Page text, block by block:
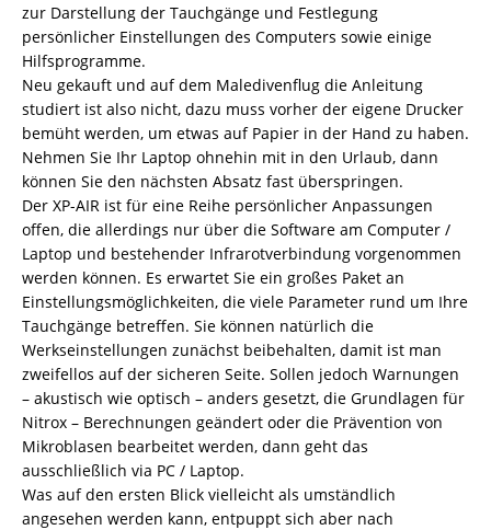
zur Darstellung der Tauchgänge und Festlegung
persönlicher Einstellungen des Computers sowie einige
Hilfsprogramme.
Neu gekauft und auf dem Maledivenflug die Anleitung
studiert ist also nicht, dazu muss vorher der eigene Drucker
bemüht werden, um etwas auf Papier in der Hand zu haben.
Nehmen Sie Ihr Laptop ohnehin mit in den Urlaub, dann
können Sie den nächsten Absatz fast überspringen.
Der XP-AIR ist für eine Reihe persönlicher Anpassungen
offen, die allerdings nur über die Software am Computer /
Laptop und bestehender Infrarotverbindung vorgenommen
werden können. Es erwartet Sie ein großes Paket an
Einstellungsmöglichkeiten, die viele Parameter rund um Ihre
Tauchgänge betreffen. Sie können natürlich die
Werkseinstellungen zunächst beibehalten, damit ist man
zweifellos auf der sicheren Seite. Sollen jedoch Warnungen
– akustisch wie optisch – anders gesetzt, die Grundlagen für
Nitrox – Berechnungen geändert oder die Prävention von
Mikroblasen bearbeitet werden, dann geht das
ausschließlich via PC / Laptop.
Was auf den ersten Blick vielleicht als umständlich
angesehen werden kann, entpuppt sich aber nach